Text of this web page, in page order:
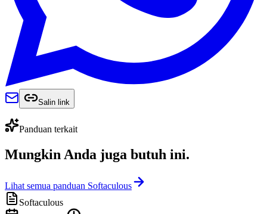
Salin link
Panduan terkait
Mungkin Anda juga butuh ini.
Lihat semua panduan Softaculous
Softaculous